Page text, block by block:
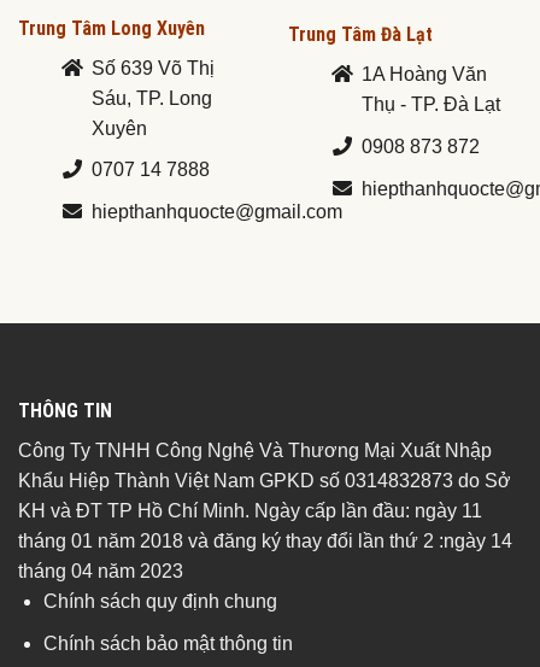
Trung Tâm Long Xuyên
Số 639 Võ Thị
Sáu, TP. Long
Xuyên
0707 14 7888
hiepthanhquocte@gmail.com
Trung Tâm Đà Lạt
1A Hoàng Văn
Thụ - TP. Đà Lạt
0908 873 872
THÔNG TIN
Công Ty TNHH Công Nghệ Và Thương Mại Xuất Nhập
Khẩu Hiệp Thành Việt Nam GPKD số 0314832873 do Sở
KH và ĐT TP Hồ Chí Minh. Ngày cấp lần đầu: ngày 11
tháng 01 năm 2018 và đăng ký thay đổi lần thứ 2 :ngày 14
tháng 04 năm 2023
Chính sách quy định chung
Chính sách bảo mật thông tin